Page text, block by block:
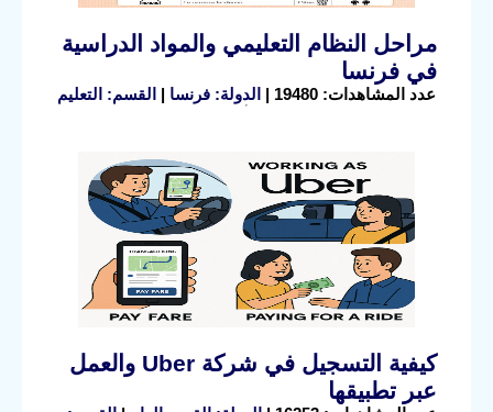
مراحل النظام التعليمي والمواد الدراسية
في فرنسا
عدد المشاهدات: 19480 | الدولة: فرنسا | القسم: التعليم
كيفية التسجيل في شركة Uber والعمل
عبر تطبيقها